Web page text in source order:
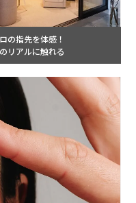
の指先を体感！
リアルに触れる